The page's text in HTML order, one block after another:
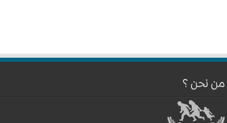
من نحن ؟